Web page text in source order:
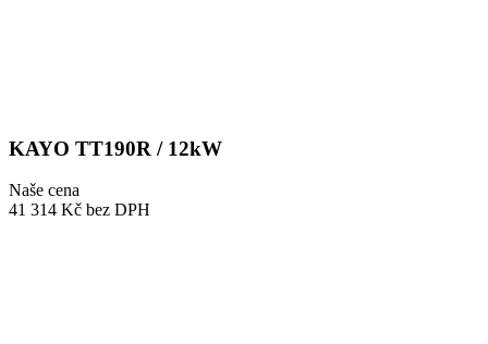
KAYO TT190R / 12kW
Naše cena
41 314 Kč bez DPH